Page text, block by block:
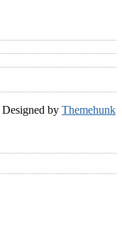
Designed by Themehunk